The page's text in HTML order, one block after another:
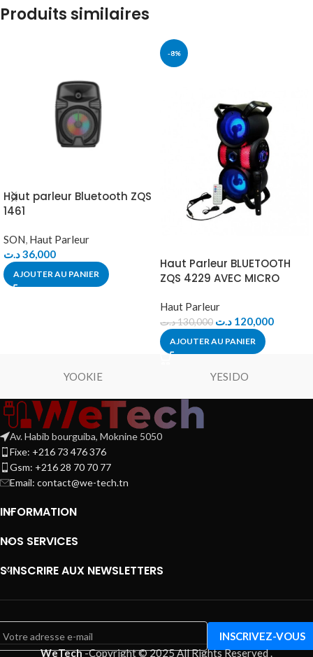
Produits similaires
Haut parleur Bluetooth ZQS
1461
SON, Haut Parleur
36,000د.ت
AJOUTER AU PANIER
-8%
Haut Parleur BLUETOOTH
ZQS 4229 AVEC MICRO
Haut Parleur
130,000د.ت 120,000 د.ت
AJOUTER AU PANIER
YOOKIE YESIDO
Av. Habib bourguiba, Moknine 5050
Fixe: +216 73 476 376
Gsm: +216 28 70 70 77
Email: contact@we-tech.tn
INFORMATION
NOS SERVICES
S’INSCRIRE AUX NEWSLETTERS
WeTech-Copyright © 2025 All Rights Reserved.